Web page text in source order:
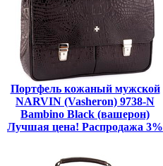
Портфель кожаный мужской
NARVIN (Vasheron) 9738-N
Bambino Black (вашерон)
Лучшая цена! Распродажа 3%